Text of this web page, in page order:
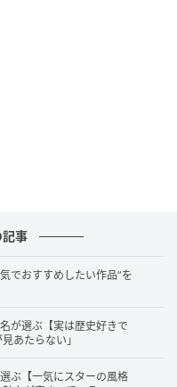
というイメージがある。
記事
でおすすめしたい作品”を
が選ぶ【実は歴史好きで
あたらない」
ぶ【一気にスターの風格